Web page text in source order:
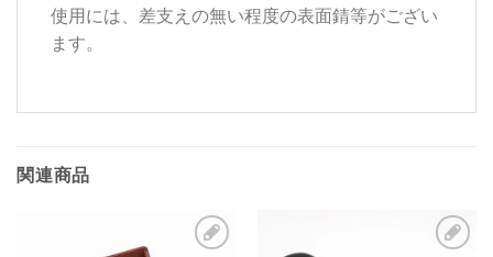
使用には、差支えの無い程度の表面錆等がござい
ます。
関連商品